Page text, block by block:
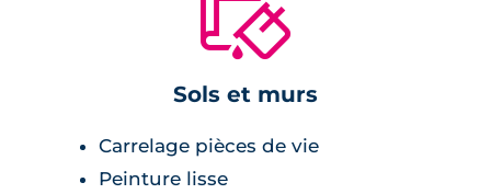
carrelage en grès émaillé 45x45 cm,
peinture lisse effet velours,
cuisine meublée et équipée,
menuiserie en PVC,
🔨
Sols et murs
Carrelage pièces de vie
Peinture lisse